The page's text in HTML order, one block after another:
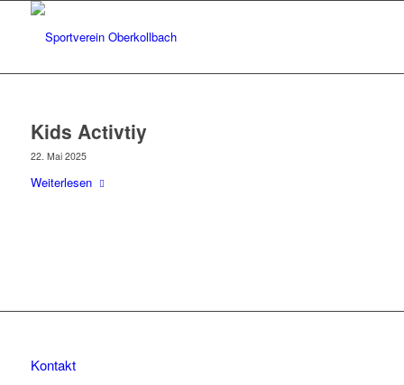
Kids Activtiy
22. Mai 2025
Weiterlesen
Kontakt